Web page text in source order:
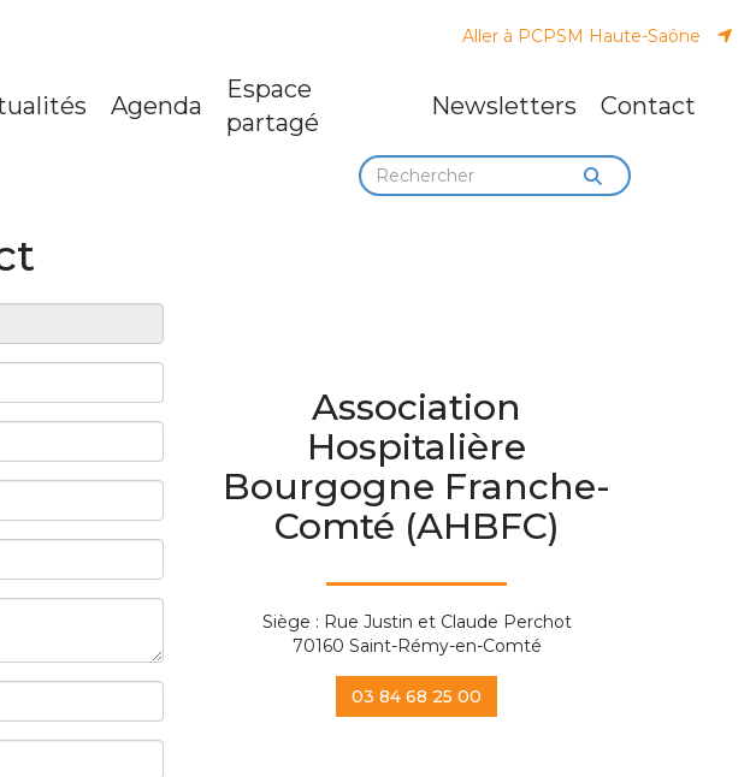
Aller à PCPSM Haute-Saône
Agenda
Espace
partagé
Newsletters Contact
Association
Hospitalière
Bourgogne Franche-
Comté (AHBFC)
Siège : Rue Justin et Claude Perchot
70160 Saint-Rémy-en-Comté
03 84 68 25 00